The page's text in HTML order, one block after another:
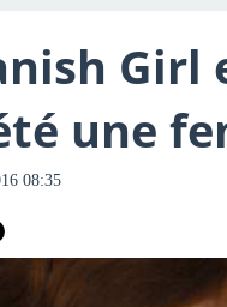
été une
08:35